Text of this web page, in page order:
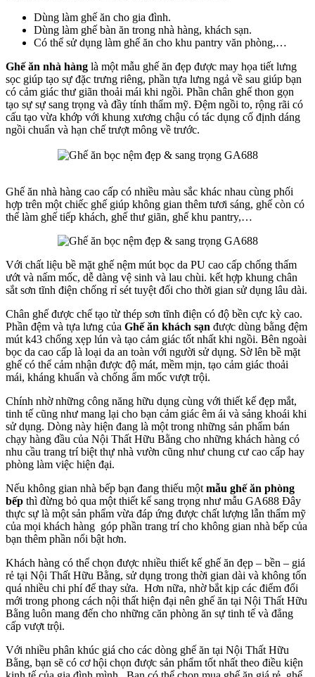
Dùng làm ghế ăn cho gia đình.
Dùng làm ghế bàn ăn trong nhà hàng, khách sạn.
Có thể sử dụng làm ghế ăn cho khu pantry văn phòng,…
Ghế ăn nhà hàng là một mẫu ghế ăn đẹp được may họa tiết lưng
sọc giúp tạo sự đặc trưng riêng, phần tựa lưng ngả về sau giúp bạn
có cảm giác thư giãn thoải mái khi ngồi. Phần chân ghế thon gọn
tạo sự sự sang trọng và đầy tính thẩm mỹ. Đệm ngồi to, rộng rãi có
cấu tạo vừa khớp với khung xương chậu có tác dụng cố định dáng
ngồi chuẩn và hạn chế trượt mông về trước.
Ghế ăn nhà hàng cao cấp có nhiều màu sắc khác nhau cùng phối
hợp trên một chiếc ghế giúp không gian thêm tươi sáng, ghế còn có
thể làm ghế tiếp khách, ghế thư giãn, ghế khu pantry,…
Với chất liệu bề mặt ghế nệm mút bọc da PU cao cấp chống thấm
ướt và nấm mốc, dễ dàng vệ sinh và lau chùi. kết hợp khung chân
sắt sơn tĩnh điện chống rỉ sét tuyệt đối cho thời gian sử dụng lâu dài.
Chân ghế được chế tạo từ thép sơn tĩnh điện có độ bền cực kỳ cao.
Phần đệm và tựa lưng của Ghế ăn khách sạn được dùng bằng đệm
mút k43 chống xẹp lún và tạo cảm giác tốt nhất khi ngồi. Bên ngoài
bọc da cao cấp là loại da an toàn với người sử dụng. Sờ lên bề mặt
ghế có thể cảm nhận được độ mát, mềm mịn, tạo cảm giác thoải
mái, kháng khuẩn và chống ẩm mốc vượt trội.
Chính nhờ những công năng hữu dụng cùng với thiết kế đẹp mắt,
tinh tế cũng như mang lại cho bạn cảm giác êm ái và sảng khoái khi
sử dụng. Dòng này hiện đang là một trong những sản phẩm bán
chạy hàng đầu của Nội Thất Hữu Bằng cho những khách hàng có
nhu cầu trang trí biệt thự nhà vườn cũng như chung cư cao cấp hay
phòng làm việc hiện đại.
Nếu không gian nhà bếp bạn đang thiếu một mẫu ghế ăn phòng
bếp thì đừng bỏ qua một thiết kế sang trọng như mẫu GA688 Đây
thực sự là một sản phẩm vừa đáp ứng được chất lượng lẫn thẩm mỹ
của mọi khách hàng góp phần trang trí cho không gian nhà bếp của
bạn thêm phần nổi bật hơn.
Khách hàng có thể chọn được nhiều thiết kế ghế ăn đẹp – bền – giá
rẻ tại Nội Thất Hữu Bằng, sử dụng trong thời gian dài và không tốn
quá nhiều chi phí để thay sửa. Hơn nữa, nhờ bắt kịp các điểm đổi
mới trong phong cách nội thất hiện đại nên ghế ăn tại Nội Thất Hữu
Bằng luôn mang đến cho những căn phòng ăn sự tinh tế và đẳng
cấp vượt trội.
Với nhiều phân khúc giá cho các dòng ghế ăn tại Nội Thất Hữu
Bằng, bạn sẽ có cơ hội chọn được sản phẩm tốt nhất theo điều kiện